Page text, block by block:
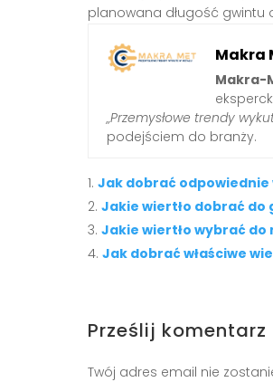
planowana długość gwintu
Makra
Makra-
„Przemysłowe trendy
podejściem do branży.
Jak dobrać
Jakie wiertło dobrać do
Jakie wiertło wybrać
Jak dobrać właściwe
Prześlij komentarz
Twój adres email nie